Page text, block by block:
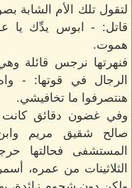
لتقول تلك الأم
قاتل: - ابوس يدِّك يا
هموت.
فنهرتها نرجس قائلة
الرجال في قوتها: -
هنتصرفوا ما تخافيشي.
وفي غضون دقائق
صالح شقيق مريم
المستشفى فحالتها
الثلاثينات من عمره،